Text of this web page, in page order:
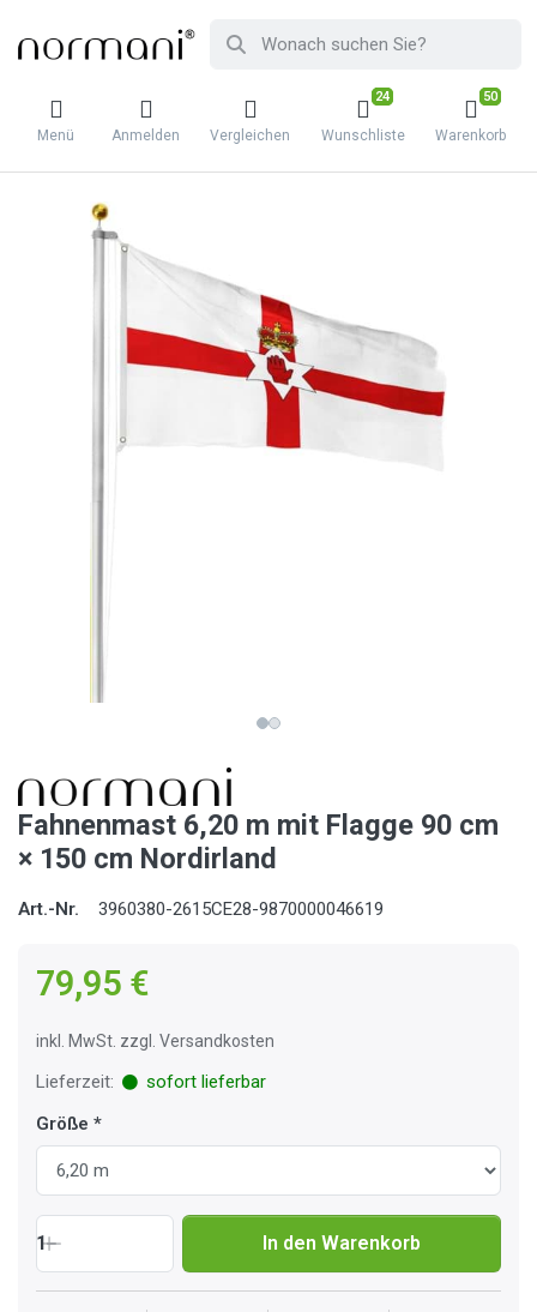
Menü Anmelden Vergleichen
24
Wunschliste
50
Warenkorb
Fahnenmast 6,20 m mit Flagge 90 cm
× 150 cm Nordirland
Art.-Nr. 3960380-2615CE28-9870000046619
79,95 €
inkl. MwSt. zzgl. Versandkosten
Lieferzeit:
sofort lieferbar
Größe
1 In den Warenkorb